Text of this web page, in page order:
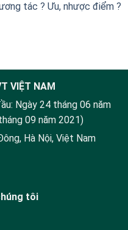
tác ? Ưu, nhược điểm ?
VIỆT NAM
Ngày 24 tháng 06 năm
09 năm 2021)
Hà Nội, Việt Nam
tôi